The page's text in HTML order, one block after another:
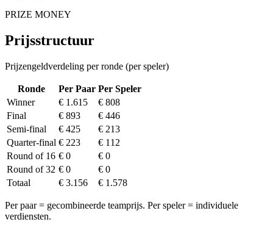
PRIZE MONEY
Prijsstructuur
Prijzengeldverdeling per ronde (per speler)
Ronde Per Paar Per Speler
Winner
€ 1.615
€ 808
Final
€ 893
€ 446
Semi-final
€ 425
€ 213
Quarter-final € 223
€ 112
Round of 16 € 0
€ 0
Round of 32 € 0
€ 0
Totaal
€ 3.156 € 1.578
Per paar = gecombineerde teamprijs. Per speler = individuele
verdiensten.